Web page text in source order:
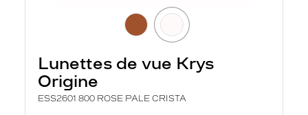
Lunettes de vue Krys
Origine
ESS2601 800 ROSE PALE CRISTA